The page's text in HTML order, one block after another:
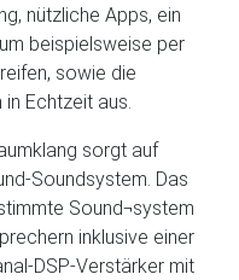
nützliche Apps, ein
beispielsweise per
sowie die
Echtzeit aus.
sorgt auf
Soundsystem. Das
Sound¬system
inklusive einer
DSP-Verstärker mit